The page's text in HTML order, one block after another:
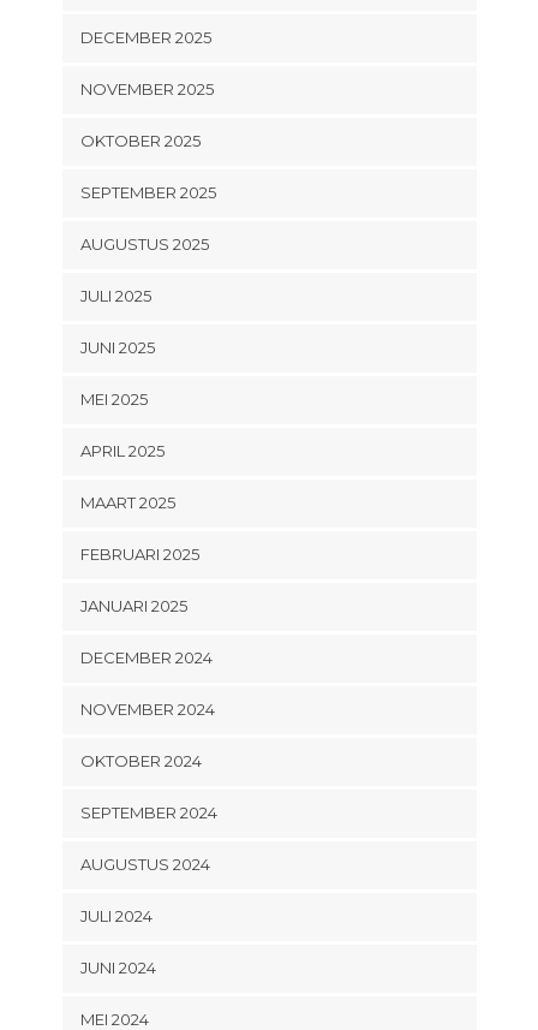
DECEMBER 2025
NOVEMBER 2025
OKTOBER 2025
SEPTEMBER 2025
AUGUSTUS 2025
JULI 2025
JUNI 2025
MEI 2025
APRIL 2025
MAART 2025
FEBRUARI 2025
JANUARI 2025
DECEMBER 2024
NOVEMBER 2024
OKTOBER 2024
SEPTEMBER 2024
AUGUSTUS 2024
JULI 2024
JUNI 2024
MEI 2024